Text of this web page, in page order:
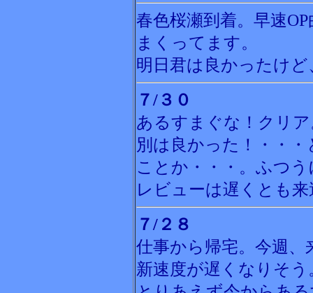
春色桜瀬到着。早速
まくってます。
明日君は良かったけ
７/３０
あるすまぐな！クリ
別は良かった！・・
ことか・・・。ふつ
レビューは遅くとも
７/２８
仕事から帰宅。今週、
新速度が遅くなりそう